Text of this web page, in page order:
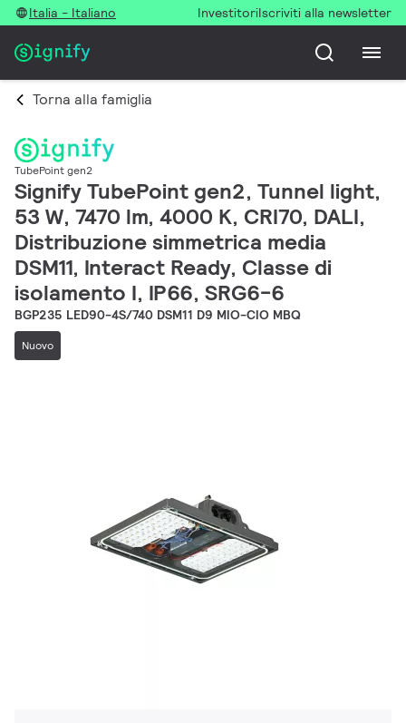
Italia - Italiano InvestitoriIscriviti alla newsletter
Torna alla famiglia
TubePoint gen2
Signify TubePoint gen2, Tunnel light,
53 W, 7470 lm, 4000 K, CRI70, DALI,
Distribuzione simmetrica media
DSM11, Interact Ready, Classe di
isolamento I, IP66, SRG6-6
BGP235 LED90-4S/740 DSM11 D9 MIO-CIO MBQ
Nuovo